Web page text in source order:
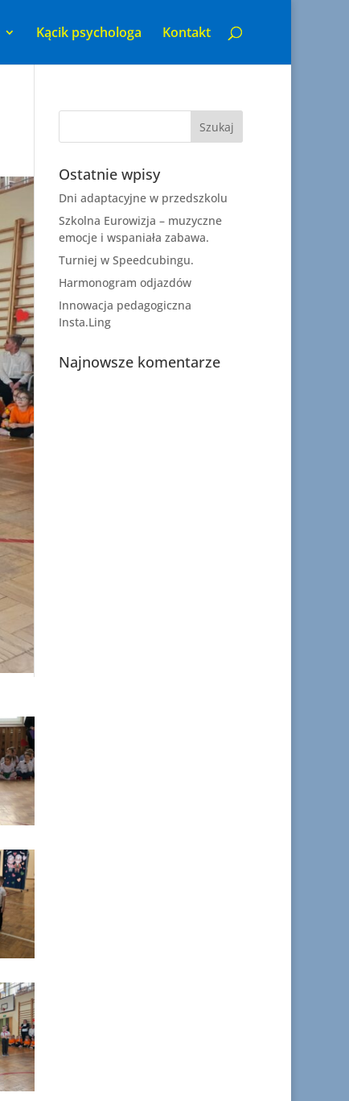
Kącik psychologa Kontakt
Ostatnie wpisy
Dni adaptacyjne w przedszkolu
Szkolna Eurowizja – muzyczne
emocje i wspaniała zabawa.
Turniej w Speedcubingu.
Harmonogram odjazdów
Innowacja pedagogiczna
Insta.Ling
Najnowsze komentarze